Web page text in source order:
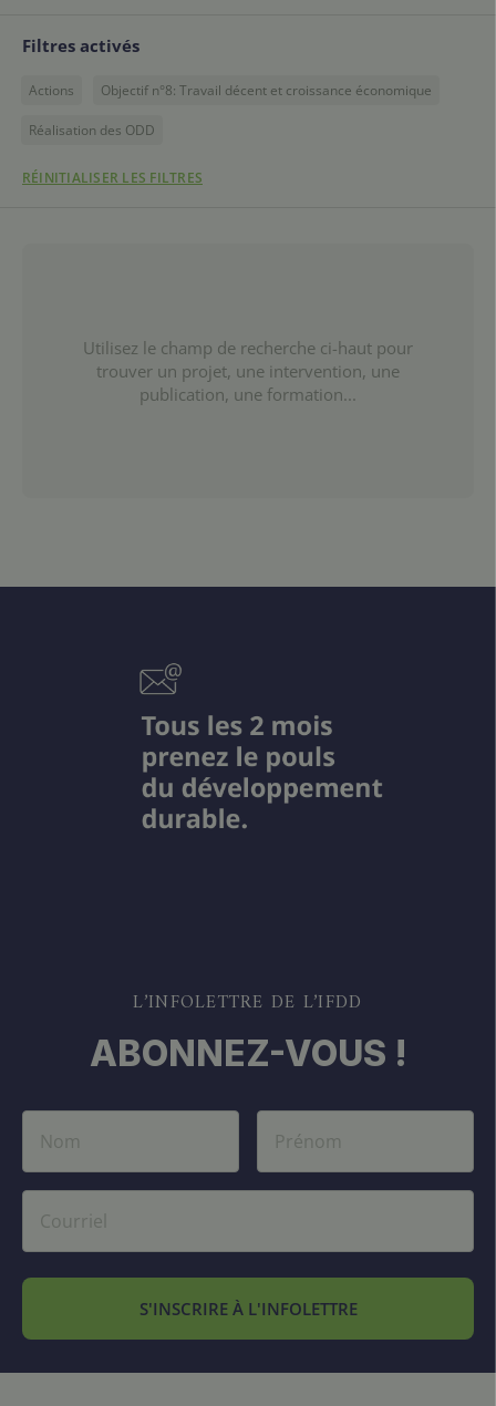
Filtres activés
Actions Objectif n°8: Travail décent et croissance économique
Réalisation des ODD
RÉINITIALISER LES FILTRES
Utilisez le champ de recherche ci-haut pour
trouver un projet, une intervention, une
publication, une formation...
L’INFOLETTRE DE L’IFDD
ABONNEZ-VOUS !
S'INSCRIRE À L'INFOLETTRE